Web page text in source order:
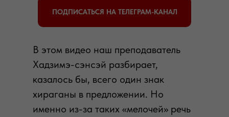
ПОДПИСАТЬСЯ НА ТЕЛЕГРАМ-КАНАЛ
В этом видео наш преподаватель
Хадзимэ-сэнсэй разбирает,
казалось бы, всего один знак
хираганы в предложении. Но
именно из-за таких «мелочей» речь